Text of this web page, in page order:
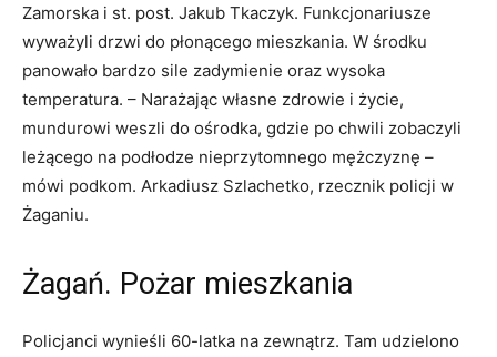
Zamorska i st. post. Jakub Tkaczyk. Funkcjonariusze
wyważyli drzwi do płonącego mieszkania. W środku
panowało bardzo sile zadymienie oraz wysoka
temperatura. – Narażając własne zdrowie i życie,
mundurowi weszli do ośrodka, gdzie po chwili zobaczyli
leżącego na podłodze nieprzytomnego mężczyznę –
mówi podkom. Arkadiusz Szlachetko, rzecznik policji w
Żaganiu.
Żagań. Pożar mieszkania
Policjanci wynieśli 60-latka na zewnątrz. Tam udzielono